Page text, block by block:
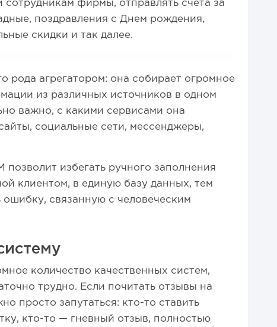
сотрудникам фирмы, отправлять счета за
поздравления с Днем рождения,
скидки и так далее.
рода агрегатором: она собирает огромное
из различных источников в одном
важно, с какими сервисами она
социальные сети, мессенджеры,
позволит избегать ручного заполнения
клиентом, в единую базу данных, тем
связанную с человеческим
количество качественных систем,
трудно. Если почитать отзывы на
просто запутаться: кто-то ставить
кто-то — гневный отзыв, полностью